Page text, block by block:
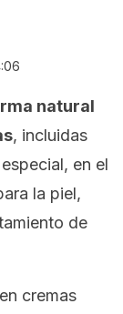
natural
, incluidas
en el
la piel,
de
cremas